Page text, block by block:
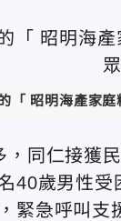
「 昭明海產家
同仁接獲
40歲男性
緊急呼叫支